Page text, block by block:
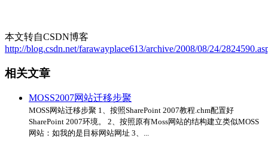
本文转自CSDN博客
http://blog.csdn.net/farawayplace613/archive/2008/08/24/
相关文章
MOSS2007网站迁移步聚
MOSS网站迁移步聚 1、按照SharePoint 2007教程.chm配置好
SharePoint 2007环境。 2、按照原有Moss网站的结构建立类似MOSS
网站：如我的是目标网站网址 3、...